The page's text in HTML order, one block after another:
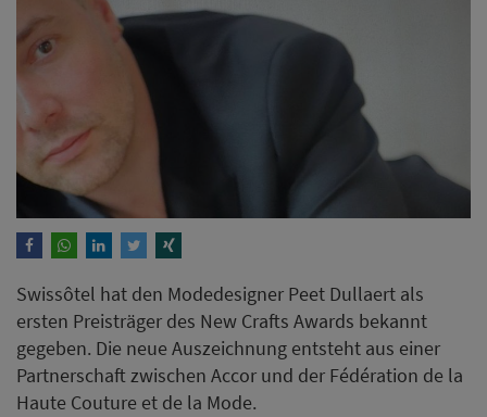
Swissôtel hat den Modedesigner Peet Dullaert als
ersten Preisträger des New Crafts Awards bekannt
gegeben. Die neue Auszeichnung entsteht aus einer
Partnerschaft zwischen Accor und der Fédération de la
Haute Couture et de la Mode.